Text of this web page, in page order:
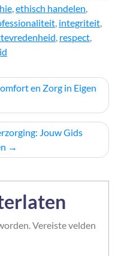
,ethisch handelen,
, integriteit,
, respect,
en Zorg in Eigen
Jouw Gids
Vereiste velden